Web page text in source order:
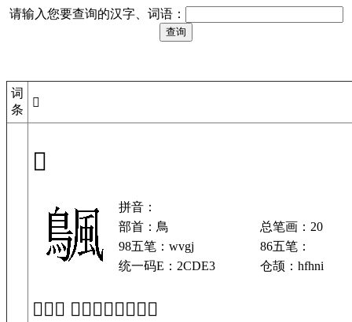
请输入您要查询的汉字、词语：
词
条
𬷣
𬷣
拼音：
部首：鳥
总笔画：20
98五笔：wvgj
86五笔：
统一码E：2CDE3
仓颉：hfhni
「𬷣」 在工具书中的解释